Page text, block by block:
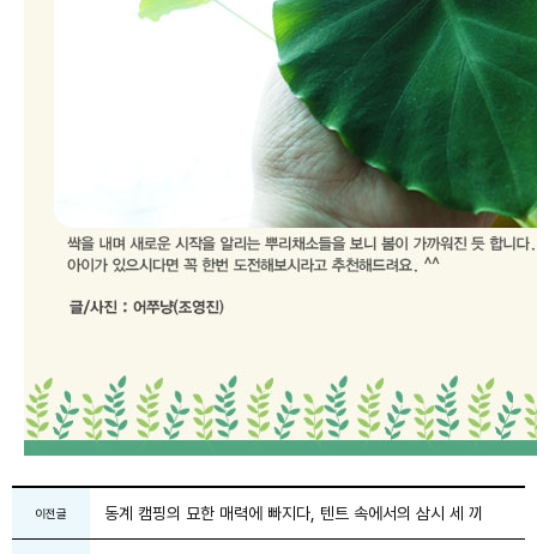
이전글 동계 캠핑의 묘한 매력에 빠지다, 텐트 속에서의 삼시 세 끼